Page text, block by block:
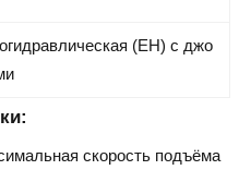
(EH) с джо
скорость подъёма